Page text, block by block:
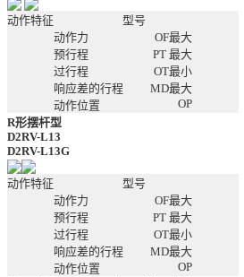
动作特征 型号
动作力
OF最大
预行程
PT 最大
过行程
OT最小
响应差的行程
MD最大
动作位置
OP
R形摆杆型
D2RV-L13
D2RV-L13G
动作特征 型号
动作力
OF最大
预行程
PT 最大
过行程
OT最小
响应差的行程
MD最大
动作位置
OP